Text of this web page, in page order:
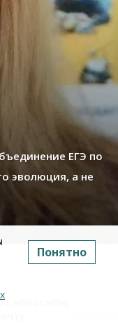
ЕГЭ по
эволюция, а не
новосибирские
Понятно